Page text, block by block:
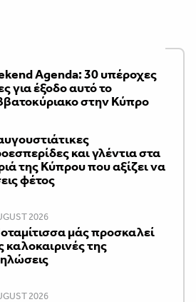
Agenda: 30 υπέροχες
για έξοδο αυτό το
στην Κύπρο
και γλέντια στα
της Κύπρου που αξίζει να
φέτος
2026
μάς προσκαλεί
καλοκαιρινές της
2026